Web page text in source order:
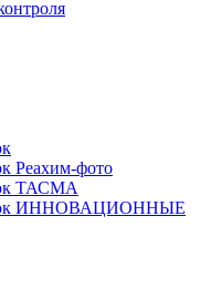
Реахим-фото
ТАСМА
ИННОВАЦИОННЫЕ